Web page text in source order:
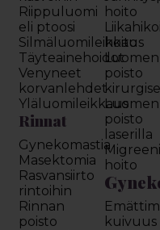
Riippuluomi
eli ptoosi
Silmäluomileikkaus
Täyteainehoidot
Venyneet
korvanlehdet
Yläluomileikkaus
Rinnat
Gynekomastia
Masektomia
Rasvansiirto
rintoihin
Rinnan
poisto
hoito
hoito
Luomen
poisto
Luomen
poisto
laserilla
hoito
kuivuus